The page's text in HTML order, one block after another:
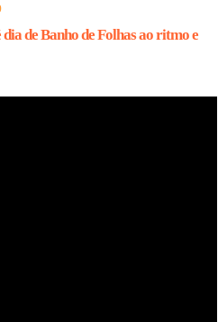
de Banho de Folhas ao ritmo e